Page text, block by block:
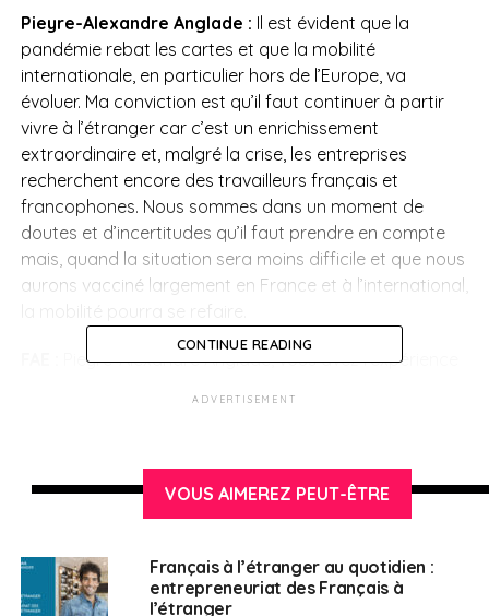
Pieyre-Alexandre Anglade : Il est évident que la
pandémie rebat les cartes et que la mobilité
internationale, en particulier hors de l’Europe, va
évoluer. Ma conviction est qu’il faut continuer à partir
vivre à l’étranger car c’est un enrichissement
extraordinaire et, malgré la crise, les entreprises
recherchent encore des travailleurs français et
francophones. Nous sommes dans un moment de
doutes et d’incertitudes qu’il faut prendre en compte
mais, quand la situation sera moins difficile et que nous
aurons vacciné largement en France et à l’international,
Pieyre-Alexandre Anglade, vous avez l’expérience
n’avais pas été expatrié à un moment donné dans ma
m’a offert une ouverture sur le monde absolument
extraordinaire ainsi qu’un enrichissement culturel, social
CONTINUE READING
ADVERTISEMENT
VOUS AIMEREZ PEUT-ÊTRE
Français à l’étranger au quotidien :
entrepreneuriat des Français à
l’étranger